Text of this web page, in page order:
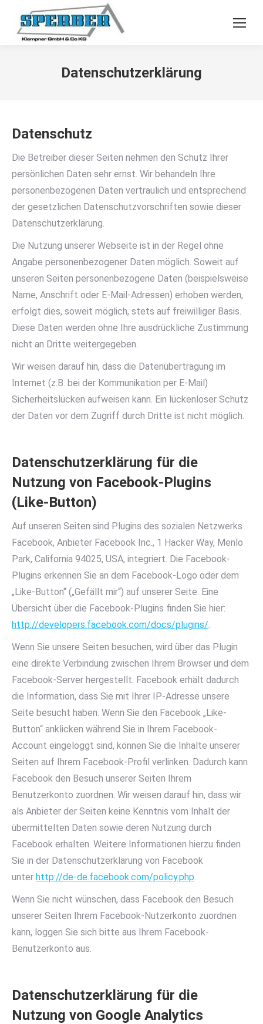
Datenschutzerklärung
Datenschutz
Die Betreiber dieser Seiten nehmen den Schutz Ihrer
persönlichen Daten sehr ernst. Wir behandeln Ihre
personenbezogenen Daten vertraulich und entsprechend
der gesetzlichen Datenschutzvorschriften sowie dieser
Datenschutzerklärung.
Die Nutzung unserer Webseite ist in der Regel ohne
Angabe personenbezogener Daten möglich. Soweit auf
unseren Seiten personenbezogene Daten (beispielsweise
Name, Anschrift oder E-Mail-Adressen) erhoben werden,
erfolgt dies, soweit möglich, stets auf freiwilliger Basis.
Diese Daten werden ohne Ihre ausdrückliche Zustimmung
nicht an Dritte weitergegeben.
Wir weisen darauf hin, dass die Datenübertragung im
Internet (z.B. bei der Kommunikation per E-Mail)
Sicherheitslücken aufweisen kann. Ein lückenloser Schutz
der Daten vor dem Zugriff durch Dritte ist nicht möglich.
Datenschutzerklärung für die
Nutzung von Facebook-Plugins
(Like-Button)
Auf unseren Seiten sind Plugins des sozialen Netzwerks
Facebook, Anbieter Facebook Inc., 1 Hacker Way, Menlo
Park, California 94025, USA, integriert. Die Facebook-
Plugins erkennen Sie an dem Facebook-Logo oder dem
„Like-Button“ („Gefällt mir“) auf unserer Seite. Eine
Übersicht über die Facebook-Plugins finden Sie hier:
http://developers.facebook.com/docs/plugins/.
Wenn Sie unsere Seiten besuchen, wird über das Plugin
eine direkte Verbindung zwischen Ihrem Browser und dem
Facebook-Server hergestellt. Facebook erhält dadurch
die Information, dass Sie mit Ihrer IP-Adresse unsere
Seite besucht haben. Wenn Sie den Facebook „Like-
Button“ anklicken während Sie in Ihrem Facebook-
Account eingeloggt sind, können Sie die Inhalte unserer
Seiten auf Ihrem Facebook-Profil verlinken. Dadurch kann
Facebook den Besuch unserer Seiten Ihrem
Benutzerkonto zuordnen. Wir weisen darauf hin, dass wir
als Anbieter der Seiten keine Kenntnis vom Inhalt der
übermittelten Daten sowie deren Nutzung durch
Facebook erhalten. Weitere Informationen hierzu finden
Sie in der Datenschutzerklärung von Facebook
unter http://de-de.facebook.com/policy.php.
Wenn Sie nicht wünschen, dass Facebook den Besuch
unserer Seiten Ihrem Facebook-Nutzerkonto zuordnen
kann, loggen Sie sich bitte aus Ihrem Facebook-
Benutzerkonto aus.
Datenschutzerklärung für die
Nutzung von Google Analytics